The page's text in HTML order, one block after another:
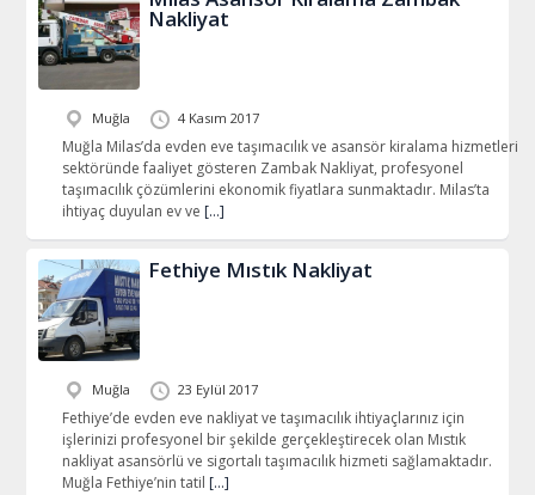
Nakliyat
Muğla 4 Kasım 2017
Muğla Milas’da evden eve taşımacılık ve asansör kiralama hizmetleri
sektöründe faaliyet gösteren Zambak Nakliyat, profesyonel
taşımacılık çözümlerini ekonomik fiyatlara sunmaktadır. Milas’ta
ihtiyaç duyulan ev ve […]
Fethiye Mıstık Nakliyat
Muğla 23 Eylül 2017
Fethiye’de evden eve nakliyat ve taşımacılık ihtiyaçlarınız için
işlerinizi profesyonel bir şekilde gerçekleştirecek olan Mıstık
nakliyat asansörlü ve sigortalı taşımacılık hizmeti sağlamaktadır.
Muğla Fethiye’nin tatil […]